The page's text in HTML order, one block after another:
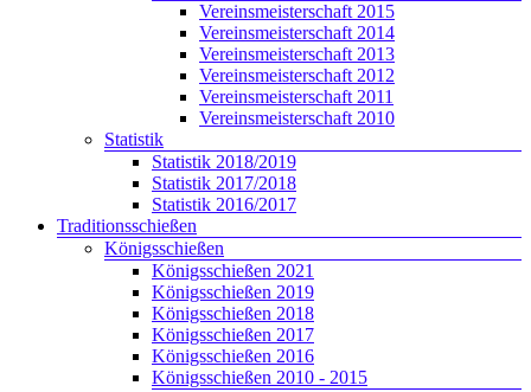
Vereinsmeisterschaft 2015
Vereinsmeisterschaft 2014
Vereinsmeisterschaft 2013
Vereinsmeisterschaft 2012
Vereinsmeisterschaft 2011
Vereinsmeisterschaft 2010
Statistik
Statistik 2018/2019
Statistik 2017/2018
Statistik 2016/2017
Traditionsschießen
Königsschießen
Königsschießen 2021
Königsschießen 2019
Königsschießen 2018
Königsschießen 2017
Königsschießen 2016
Königsschießen 2010 - 2015